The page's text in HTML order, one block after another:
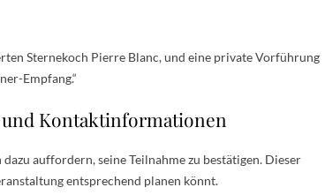
Sternekoch Pierre Blanc, und eine private Vorführung
Empfang.“
und Kontaktinformationen
auffordern, seine Teilnahme zu bestätigen. Dieser
entsprechend planen könnt.